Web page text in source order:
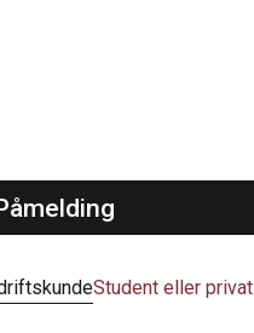
Student eller privat